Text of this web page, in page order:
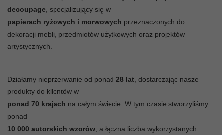
decoupage , specjalizujący się w
papierach ryżowych i morwowych przeznaczonych do
dekoracji mebli, przedmiotów użytkowych oraz projektów
artystycznych.
Działamy nieprzerwanie od ponad 28 lat , dostarczając nasze
produkty do klientów w
ponad 70 krajach na całym świecie. W tym czasie stworzyliśmy
ponad
10 000 autorskich wzorów , a łączna liczba wykorzystanych